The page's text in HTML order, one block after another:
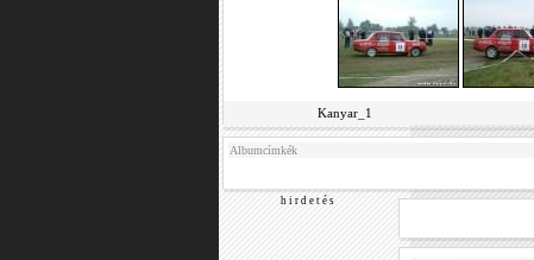
Kanyar_1
Albumcímkék
h i r d e t é s